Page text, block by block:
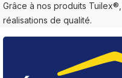
Grâce à nos produits
réalisations de qualité.